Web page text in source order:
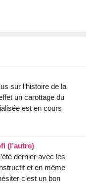
sur l’histoire de la
un carottage du
est en cours
(l’autre)
dernier avec les
et en même
c’est un bon